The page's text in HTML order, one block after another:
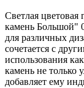
Светлая
камень Большой"
для различных
сочетается с
использования
камень не
добавляет ему